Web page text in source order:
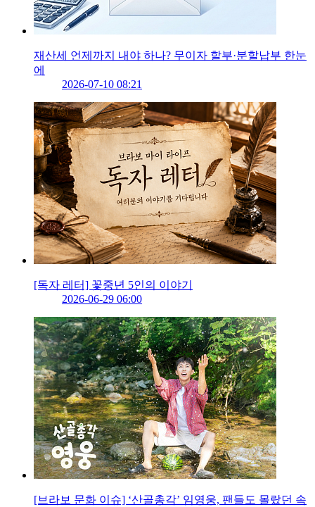
재산세 언제까지 내야 하나? 무이자 할부·분할납부 한눈
에
2026-07-10 08:21
[독자 레터] 꽃중년 5인의 이야기
2026-06-29 06:00
[브라보 문화 이슈] ‘산골총각’ 임영웅, 팬들도 몰랐던 속